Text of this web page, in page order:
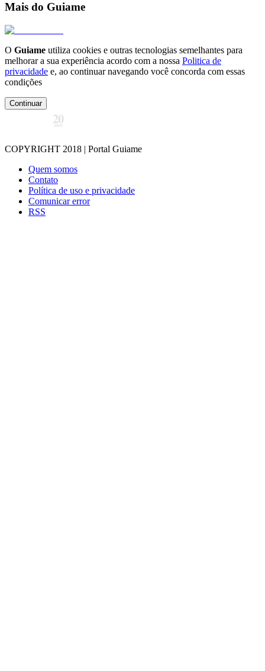
Mais do Guiame
O Guiame utiliza cookies e outras tecnologias semelhantes para
melhorar a sua experiência acordo com a nossa Politica de
privacidade e, ao continuar navegando você concorda com essas
condições
Continuar
COPYRIGHT 2018 | Portal Guiame
Quem somos
Contato
Política de uso e privacidade
Comunicar error
RSS